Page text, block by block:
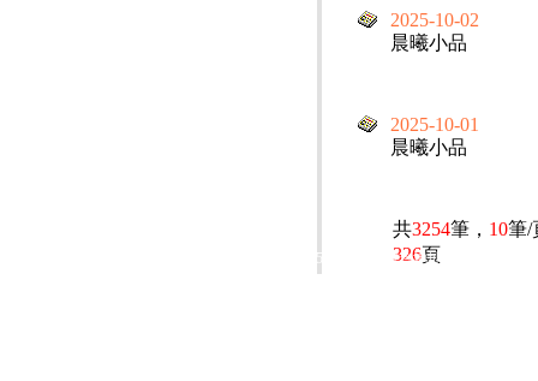
2025-10-02
晨曦小品
2025-10-01
晨曦小品
共3254筆， 10筆/
326頁
電話：(02)2369-9050
佳音電台地址：